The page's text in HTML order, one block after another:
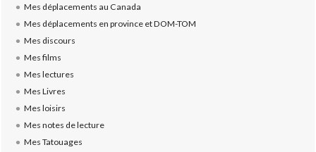
Mes déplacements au Canada
Mes déplacements en province et DOM-TOM
Mes discours
Mes films
Mes lectures
Mes Livres
Mes loisirs
Mes notes de lecture
Mes Tatouages